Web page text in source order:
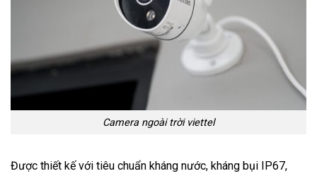
Camera ngoài trời viettel
Được thiết kế với tiêu chuẩn kháng nước, kháng bụi IP67,